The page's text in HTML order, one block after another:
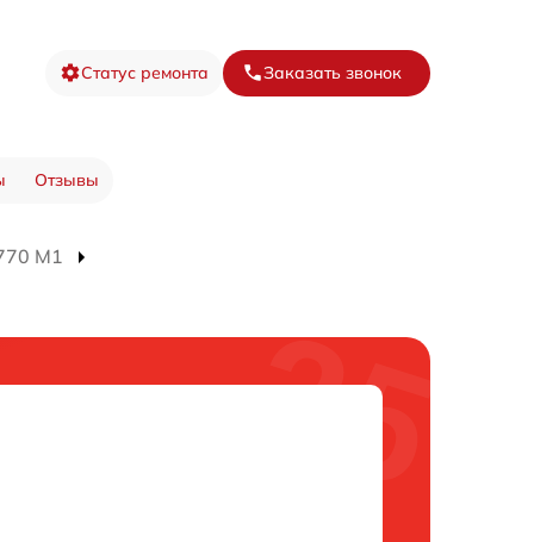
Статус ремонта Заказать звонок
Отзывы
M1